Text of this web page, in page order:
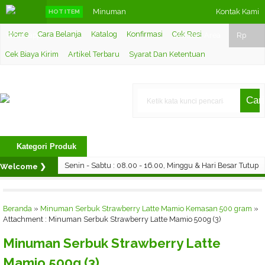
Whatsapp
HOT ITEM Minuman
Serbuk Lemon
Tea Mamio
/ Mangga
Kemasan 500
gr
Kontak Kami
Member Area Rp
Home Cara Belanja Katalog Konfirmasi Cek Resi
Cek Biaya Kirim Artikel Terbaru Syarat Dan Ketentuan
Cari
Kategori Produk
Senin - Sabtu : 08.00 - 16.00, Minggu & Hari Besar Tutup
Welcome ❯
Cara Pesan di Website ❯Silahkan pilih produk terlebih dahulu,
Checkout
Beranda » Minuman Serbuk Strawberry Latte Mamio Kemasan 500 gram »
Attachment : Minuman Serbuk Strawberry Latte Mamio 500g (3)
Minuman Serbuk Strawberry Latte